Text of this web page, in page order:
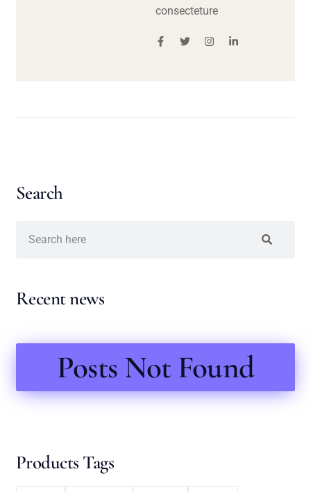
consecteture
Search
Recent news
Posts Not Found
Products Tags